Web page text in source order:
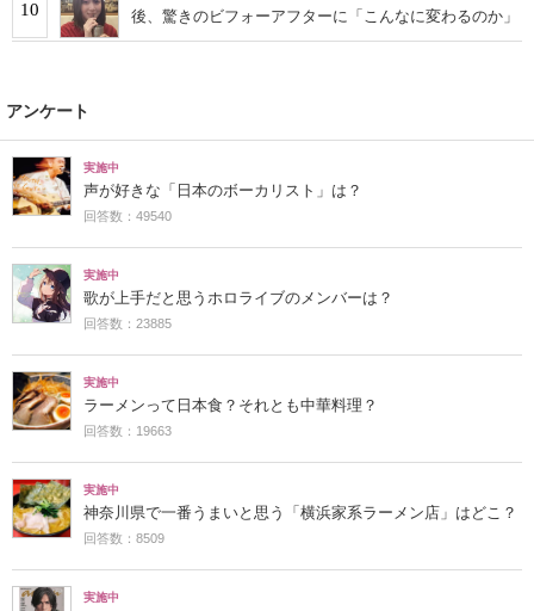
10 後、驚きのビフォーアフターに「こんなに変わるのか」
アンケート
実施中
声が好きな「日本のボーカリスト」は？
回答数：49540
実施中
歌が上手だと思うホロライブのメンバーは？
回答数：23885
実施中
ラーメンって日本食？それとも中華料理？
回答数：19663
実施中
神奈川県で一番うまいと思う「横浜家系ラーメン店」はどこ？
回答数：8509
実施中